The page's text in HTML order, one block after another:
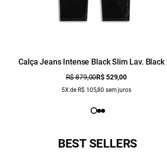
Calça Jeans Intense Black Slim Lav. Black
Cerzidos
R$ 879,00R$ 529,00
5X de R$ 105,80 sem juros
BEST SELLERS